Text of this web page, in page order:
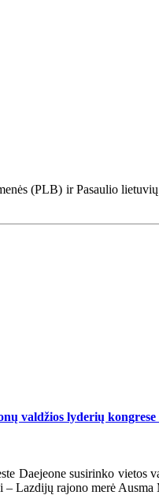
(PLB) ir Pasaulio
valdžios lyderių
Daejeone susirinko
Lazdijų rajono merė